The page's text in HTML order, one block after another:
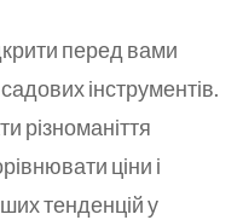
перед вами
інструментів.
різноманіття
ціни і
тенденцій у